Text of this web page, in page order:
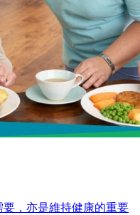
要，亦是維持健康的重要